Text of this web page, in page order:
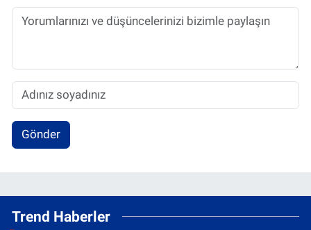
Gönder
Trend Haberler